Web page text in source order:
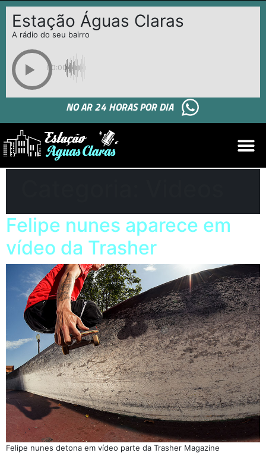
Estação Águas Claras
A rádio do seu bairro
00:00
NO AR 24 HORAS POR DIA
Felipe nunes aparece em
vídeo da Trasher
Felipe nunes detona em vídeo parte da Trasher Magazine